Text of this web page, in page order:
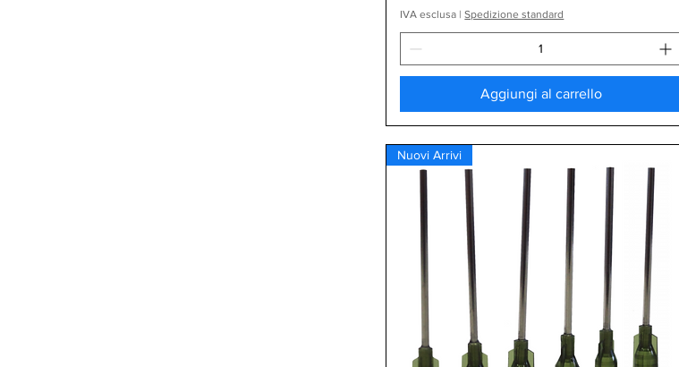
IVA esclusa |Spedizione standard
Aggiungi al carrello
Nuovi Arrivi